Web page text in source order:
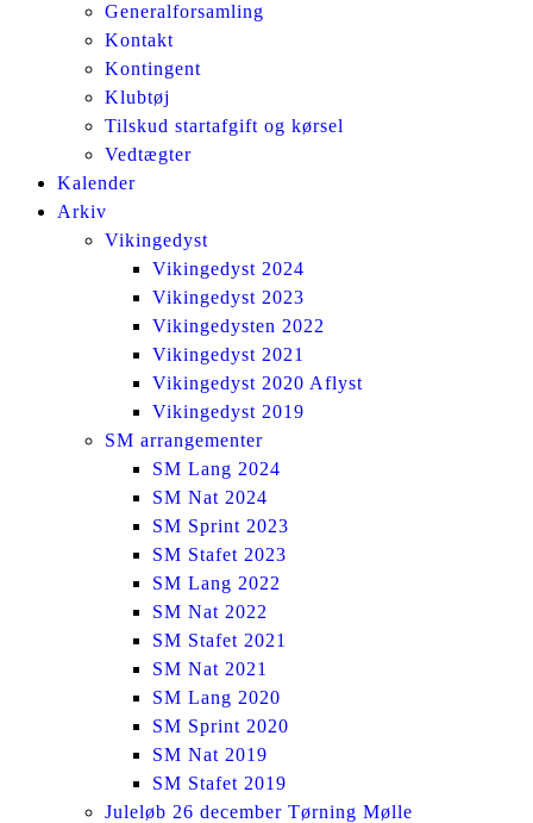
Generalforsamling
Kontakt
Kontingent
Klubtøj
Tilskud startafgift og kørsel
Vedtægter
Kalender
Arkiv
Vikingedyst
Vikingedyst 2024
Vikingedyst 2023
Vikingedysten 2022
Vikingedyst 2021
Vikingedyst 2020 Aflyst
Vikingedyst 2019
SM arrangementer
SM Lang 2024
SM Nat 2024
SM Sprint 2023
SM Stafet 2023
SM Lang 2022
SM Nat 2022
SM Stafet 2021
SM Nat 2021
SM Lang 2020
SM Sprint 2020
SM Nat 2019
SM Stafet 2019
Juleløb 26 december Tørning Mølle